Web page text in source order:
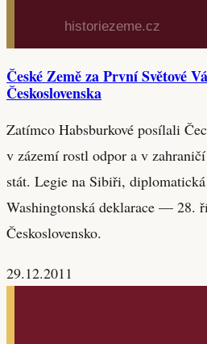
České Země za První Světové
Československa
Zatímco Habsburkové posílali
v zázemí rostl odpor a v
stát. Legie na Sibiři,
Washingtonská deklarace — 28.
Československo.
29.12.2011